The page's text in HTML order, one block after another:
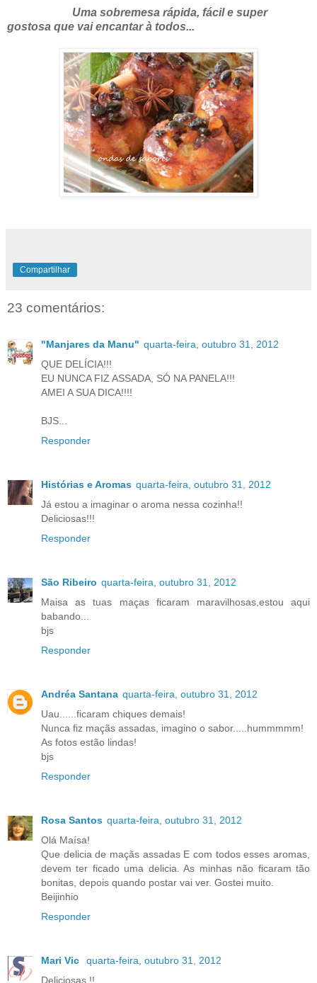
Uma sobremesa rápida, fácil e super
gostosa que vai encantar à todos...
Compartilhar
23 comentários:
"Manjares da Manu" quarta-feira, outubro 31, 2012
QUE DELÍCIA!!!
EU NUNCA FIZ ASSADA, SÓ NA PANELA!!!
AMEI A SUA DICA!!!!
BJS...
Responder
Histórias e Aromas quarta-feira, outubro 31, 2012
Já estou a imaginar o aroma nessa cozinha!!
Deliciosas!!!
Responder
São Ribeiro quarta-feira, outubro 31, 2012
Maisa as tuas maças ficaram maravilhosas,estou aqui
babando...
bjs
Responder
Andréa Santana quarta-feira, outubro 31, 2012
Uau......ficaram chiques demais!
Nunca fiz maçãs assadas, imagino o sabor.....hummmmm!
As fotos estão lindas!
bjs
Responder
Rosa Santos quarta-feira, outubro 31, 2012
Olá Maísa!
Que delicia de maçãs assadas E com todos esses aromas,
devem ter ficado uma delicia. As minhas não ficaram tão
bonitas, depois quando postar vai ver. Gostei muito.
Beijinhio
Responder
Mari Vic
quarta-feira, outubro 31, 2012
Deliciosas !!